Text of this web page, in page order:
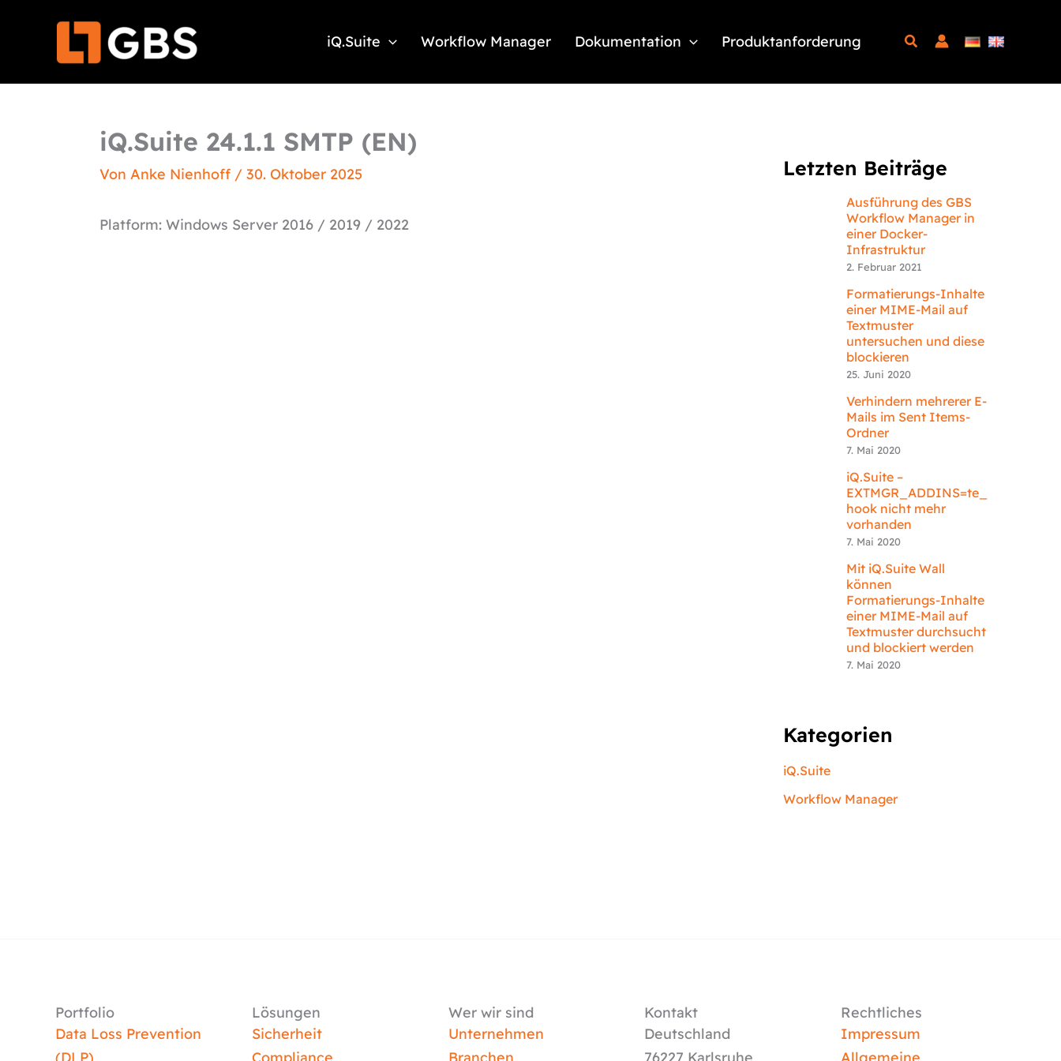
springen
iQ.Suite Workflow Manager Dokumentation Produktanforderung
iQ.Suite 24.1.1 SMTP (EN)
Von Anke Nienhoff / 30. Oktober 2025
Platform: Windows Server 2016 / 2019 / 2022
Letzten Beiträge
Ausführung des GBS
Workflow Manager in
einer Docker-
Infrastruktur
2. Februar 2021
Formatierungs-Inhalte
einer MIME-Mail auf
Textmuster
untersuchen und diese
blockieren
25. Juni 2020
Verhindern mehrerer E-
Mails im Sent Items-
Ordner
7. Mai 2020
iQ.Suite –
EXTMGR_ADDINS=te_
hook nicht mehr
vorhanden
7. Mai 2020
Mit iQ.Suite Wall
können
Formatierungs-Inhalte
einer MIME-Mail auf
Textmuster durchsucht
und blockiert werden
7. Mai 2020
Kategorien
iQ.Suite
Workflow Manager
Portfolio
Data Loss Prevention
Lösungen
Sicherheit
Wer wir sind
Unternehmen
Kontakt
Deutschland
Rechtliches
Impressum